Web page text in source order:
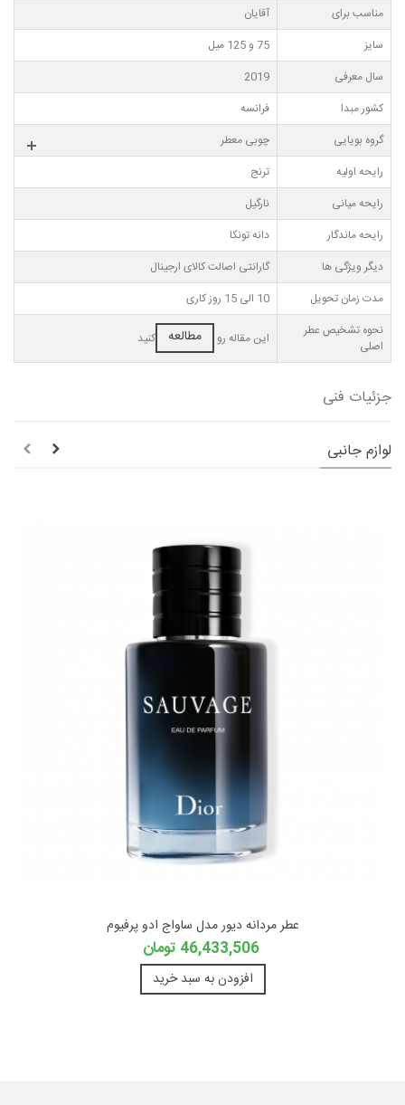
مناسب برای
آقایان
سایز
75 و 125 میل
سال معرفی
2019
کشور مبدا
فرانسه
گروه بویایی
چوبی معطر
رایحه اولیه
ترنج
رایحه میانی
نارگیل
رایحه ماندگار
دانه تونکا
دیگر ویژگی ها
گارانتی اصالت کالای ارجینال
مدت زمان تحویل
10 الی 15 روز کاری
نحوه تشخیص عطر
اصلی
این مقاله رو مطالعه کنید
جزئیات فنی
لوازم جانبی
عطر مردانه دیور مدل ساواج ادو پرفیوم
46,433,506 تومان
افزودن به سبد خرید